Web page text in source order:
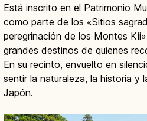
Está inscrito en el Patrimonio
como parte de los «Sitios
peregrinación de los Montes
grandes destinos de quienes
En su recinto, envuelto en
sentir la naturaleza, la historia y
Japón.